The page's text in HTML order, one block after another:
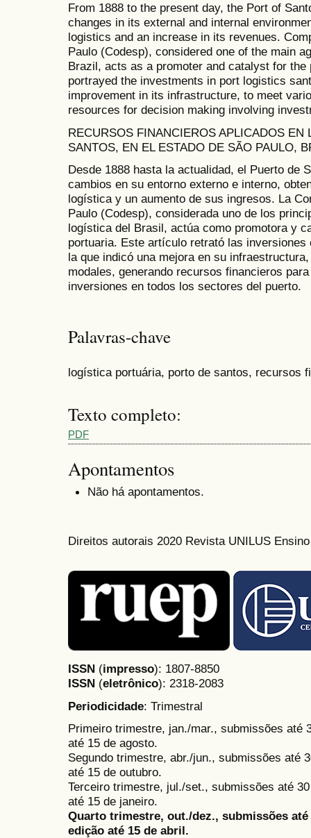
From 1888 to the present day, the Port of
changes in its external and internal
logistics and an increase in its revenues.
Paulo (Codesp), considered one of the main
Brazil, acts as a promoter and catalyst for
portrayed the investments in port logistics
improvement in its infrastructure, to meet
resources for decision making involving
RECURSOS FINANCIEROS APLICADOS EN
SANTOS, EN EL ESTADO DE SÃO PAULO,
Desde 1888 hasta la actualidad, el Puerto de
cambios en su entorno externo e interno,
logística y un aumento de sus ingresos. La
Paulo (Codesp), considerada uno de los
logística del Brasil, actúa como promotora y
portuaria. Este artículo retrató las
la que indicó una mejora en su
modales, generando recursos financieros
inversiones en todos los sectores del puerto.
Palavras-chave
logística portuária, porto de santos, recursos
Texto completo:
PDF
Apontamentos
Não há apontamentos.
Direitos autorais 2020 Revista UNILUS
ISSN (impresso): 1807-8850
ISSN (eletrônico): 2318-2083
Periodicidade: Trimestral
Primeiro trimestre, jan./mar., submissões até
até 15 de agosto.
Segundo trimestre, abr./jun., submissões até
até 15 de outubro.
Terceiro trimestre, jul./set., submissões até
até 15 de janeiro.
Quarto trimestre, out./dez., submissões
edição até 15 de abril.